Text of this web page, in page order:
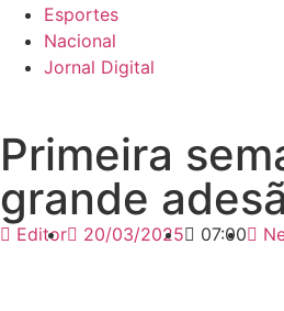
Esportes
Nacional
Jornal Digital
Primeira
grande
Editor 20/03/2025 07:00